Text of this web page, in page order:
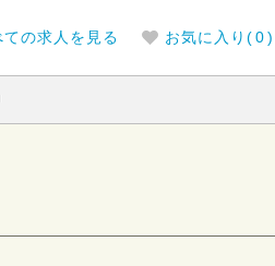
ての求人を見る お気に入り(0)